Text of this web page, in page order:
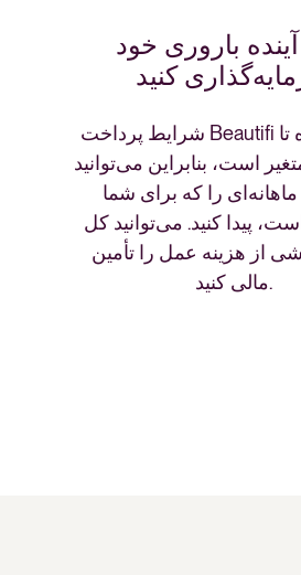
باروری خود
کنید
شرایط پرداخت Beautifi از شش ماه تا
است، بنابراین می‌توانید
را که برای شما
پیدا کنید. می‌توانید کل
از هزینه عمل را تأمین
مالی کنید.